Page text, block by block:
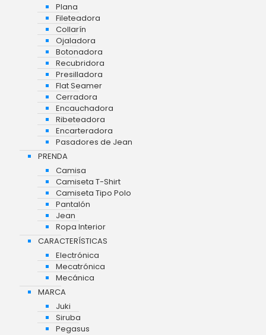
Plana
Fileteadora
Collarín
Ojaladora
Botonadora
Recubridora
Presilladora
Flat Seamer
Cerradora
Encauchadora
Ribeteadora
Encarteradora
Pasadores de Jean
PRENDA
Camisa
Camiseta T-Shirt
Camiseta Tipo Polo
Pantalón
Jean
Ropa Interior
CARACTERÍSTICAS
Electrónica
Mecatrónica
Mecánica
MARCA
Juki
Siruba
Pegasus